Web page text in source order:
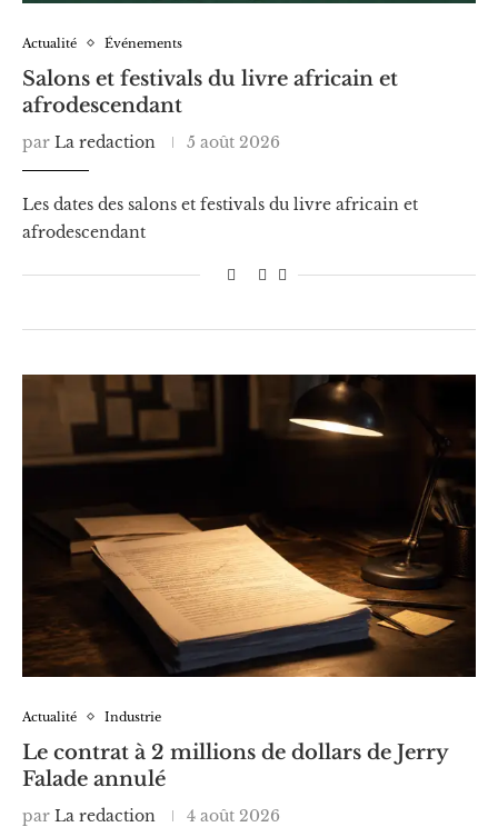
Actualité Événements
Salons et festivals du livre africain et
afrodescendant
par La redaction 5 août 2026
Les dates des salons et festivals du livre africain et
afrodescendant
Actualité Industrie
Le contrat à 2 millions de dollars de Jerry
Falade annulé
par La redaction 4 août 2026